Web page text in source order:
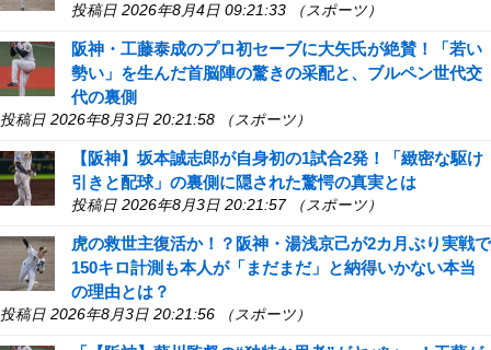
投稿日 2026年8月4日 09:21:33 （スポーツ）
阪神・工藤泰成のプロ初セーブに大矢氏が絶賛！「若い
勢い」を生んだ首脳陣の驚きの采配と、ブルペン世代交
代の裏側
投稿日 2026年8月3日 20:21:58 （スポーツ）
【阪神】坂本誠志郎が自身初の1試合2発！「緻密な駆け
引きと配球」の裏側に隠された驚愕の真実とは
投稿日 2026年8月3日 20:21:57 （スポーツ）
虎の救世主復活か！？阪神・湯浅京己が2カ月ぶり実戦で
150キロ計測も本人が「まだまだ」と納得いかない本当
の理由とは？
投稿日 2026年8月3日 20:21:56 （スポーツ）